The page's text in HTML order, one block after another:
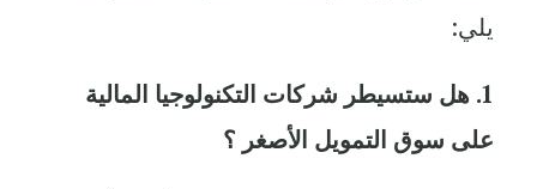
يلي:
1. هل ستسيطر شركات التكنولوجيا المالية
على سوق التمويل الأصغر ؟